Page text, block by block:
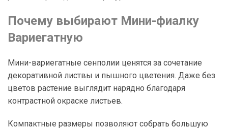
Почему выбирают Мини-фиалку
Вариегатную
Мини-вариегатные сенполии ценятся за сочетание
декоративной листвы и пышного цветения. Даже без
цветов растение выглядит нарядно благодаря
контрастной окраске листьев.
Компактные размеры позволяют собрать большую